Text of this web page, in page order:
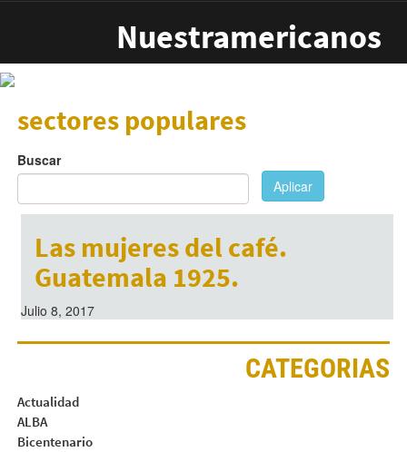
Nuestramericanos
sectores populares
Buscar
Aplicar
Las mujeres del café.
Guatemala 1925.
Julio 8, 2017
CATEGORIAS
Actualidad
ALBA
Bicentenario